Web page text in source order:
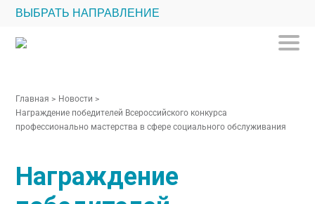
ВЫБРАТЬ НАПРАВЛЕНИЕ
Главная > Новости >
Награждение победителей Всероссийского конкурса
профессионально мастерства в сфере социального обслуживания
Награждение